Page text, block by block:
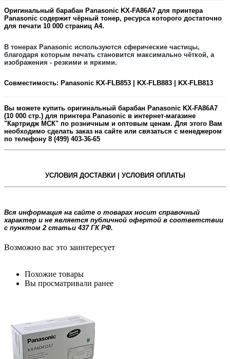
Оригинальный барабан Panasonic KX-FA86A7 для принтера
Panasonic содержит чёрный тонер, ресурса которого достаточно
для печати 10 000 страниц А4.
В тонерах Panasonic используются сферические частицы,
благодаря которым печать становится максимально чёткой, а
изображения - резкими и яркими.
Совместимость: Panasonic KX-FLB853 | KX-FLB883 | KX-FLB813
Вы можете купить оригинальный барабан Panasonic KX-FA86A7
(10 000 стр.) для принтера Panasonic в интернет-магазине
"Картридж МСК" по розничным и оптовым ценам. Для этого Вам
необходимо сделать заказ на сайте или связаться с менеджером
по телефону 8 (499) 403-36-65
УСЛОВИЯ ДОСТАВКИ | УСЛОВИЯ ОПЛАТЫ
Вся информация на сайте о товарах носит справочный
характер и не является публичной офертой в соответствии
с пунктом 2 статьи 437 ГК РФ.
Возможно вас это заинтересует
Похожие товары
Вы просматривали ранее